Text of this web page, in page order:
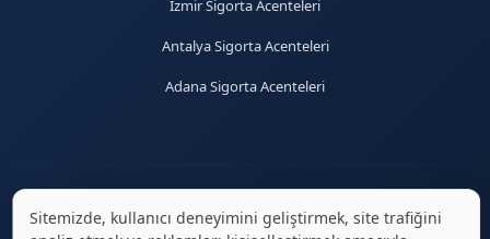
İzmir Sigorta Acenteleri
Antalya Sigorta Acenteleri
Adana Sigorta Acenteleri
© 2026 sigortaciplus.com | Tüm hakları saklıdır.
Sitemizde, kullanıcı deneyimini geliştirmek, site trafiğini